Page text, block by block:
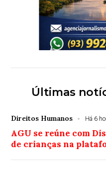
Últimas
Direitos Humanos Há 6
AGU se reúne com
de crianças na